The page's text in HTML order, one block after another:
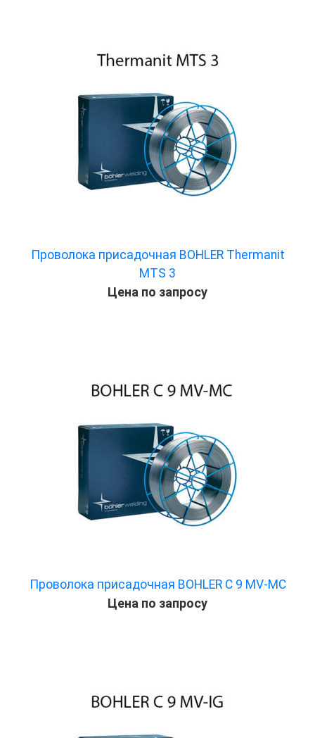
Проволока присадочная BOHLER Thermanit
MTS 3
Цена по запросу
Проволока присадочная BOHLER C 9 MV-MC
Цена по запросу